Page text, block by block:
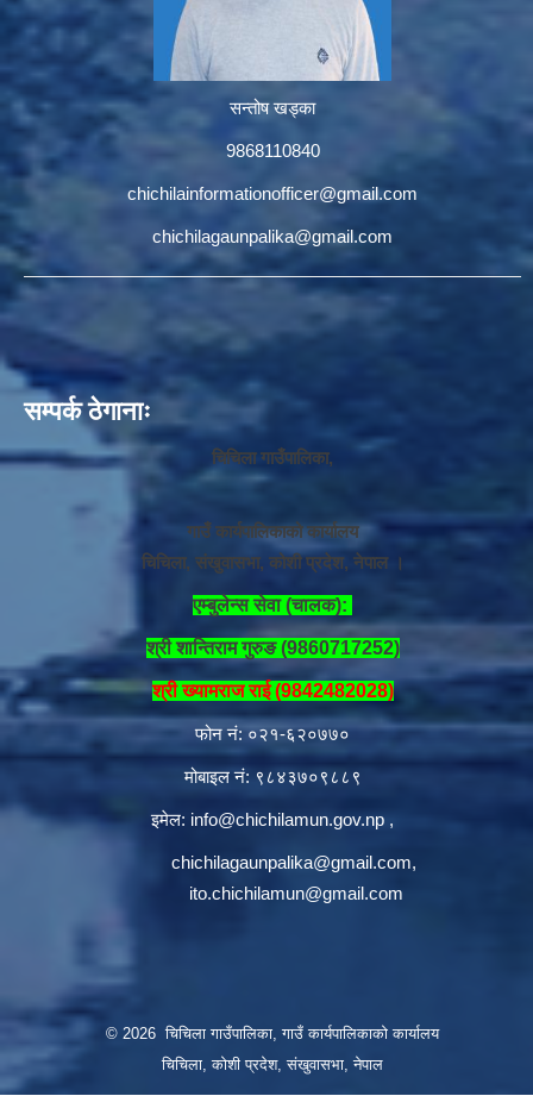
सन्तोष खड्का
9868110840
chichilainformationofficer@gmail.com
chichilagaunpalika@gmail.com
सम्पर्क ठेगानाः
चिचिला गाउँपालिका,
गाउँ कार्यपालिकाको कार्यालय
चिचिला, संखुवासभा, कोशी प्रदेश, नेपाल ।
एम्बुलेन्स सेवा (चालक):
श्री शान्तिराम गुरुङ (9860717252)
श्री ख्यामराज राई (9842482028)
फोन नं: ०२१-६२०७७०
मोबाइल नं: ९८४३७०९८८९
इमेल: info@chichilamun.gov.np ,
chichilagaunpalika@gmail.com,
ito.chichilamun@gmail.com
© 2026 चिचिला गाउँपालिका, गाउँ कार्यपालिकाको कार्यालय
चिचिला, कोशी प्रदेश, संखुवासभा, नेपाल